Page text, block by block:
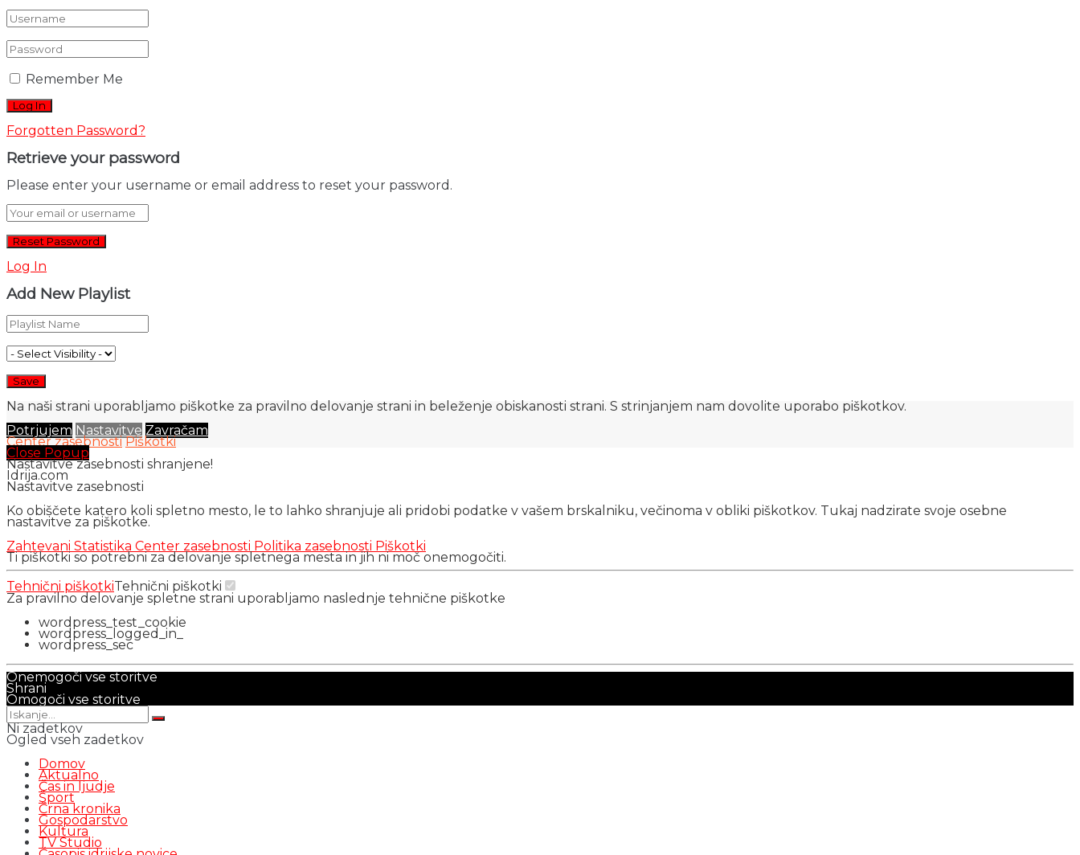
Remember Me
Forgotten Password?
Retrieve your password
Please enter your username or email address to reset your password.
Log In
Add New Playlist
Na naši strani uporabljamo piškotke za pravilno delovanje strani in beleženje obiskanosti strani. S strinjanjem nam dovolite uporabo piškotkov.
Potrjujem Nastavitve Zavračam
Center zasebnosti Piškotki
Close Popup
Nastavitve zasebnosti shranjene!
Idrija.com
Nastavitve zasebnosti
Ko obiščete katero koli spletno mesto, le to lahko shranjuje ali pridobi podatke v vašem brskalniku, večinoma v obliki piškotkov. Tukaj nadzirate svoje osebne
nastavitve za piškotke.
Zahtevani Statistika Center zasebnosti Politika zasebnosti Piškotki
Ti piškotki so potrebni za delovanje spletnega mesta in jih ni moč onemogočiti.
Tehnični piškotkiTehnični piškotki
Za pravilno delovanje spletne strani uporabljamo naslednje tehnične piškotke
wordpress_test_cookie
wordpress_logged_in_
wordpress_sec
Onemogoči vse storitve
Shrani
Omogoči vse storitve
Ni zadetkov
Ogled vseh zadetkov
Domov
Aktualno
Čas in ljudje
Šport
Črna kronika
Gospodarstvo
Kultura
TV Studio